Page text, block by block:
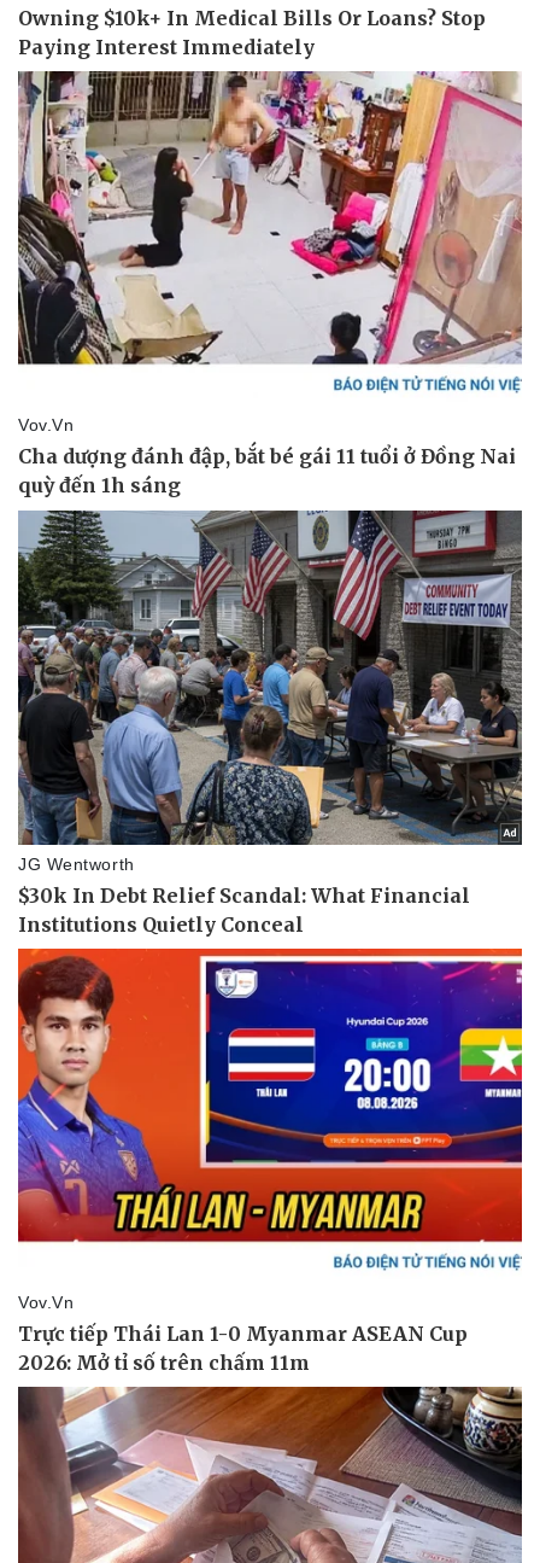
Pháp luật
Vụ án
Tin nóng
Tư vấn luật
Quân sự - Quốc phòng
Vũ khí
Việt Nam
Phân tích
Thể thao
Bóng đá
Lịch thi đấu bóng đá
Thế giới thể thao
eSports
Hậu trường
Ô tô - Xe máy
Ô tô
Xe máy
Tư vấn